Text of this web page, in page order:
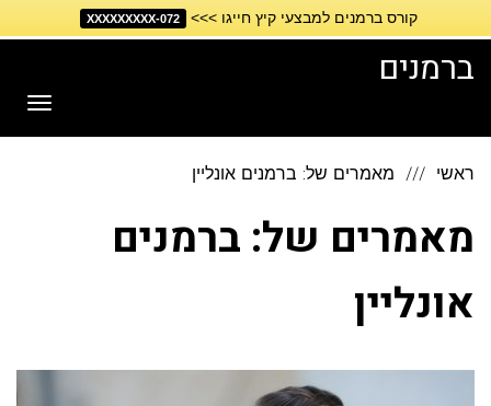
קורס ברמנים למבצעי קיץ חייגו >>> 072-XXXXXXXXX
ברמנים
ראשי מאמרים של: ברמנים אונליין
מאמרים של: ברמנים
אונליין